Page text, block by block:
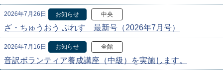
2026年7月26日 お知らせ 中央
ざ・ちゅうおう ぷれす 最新号（2026年7月号）
2026年7月16日 お知らせ 全館
音訳ボランティア養成講座（中級）を実施します。